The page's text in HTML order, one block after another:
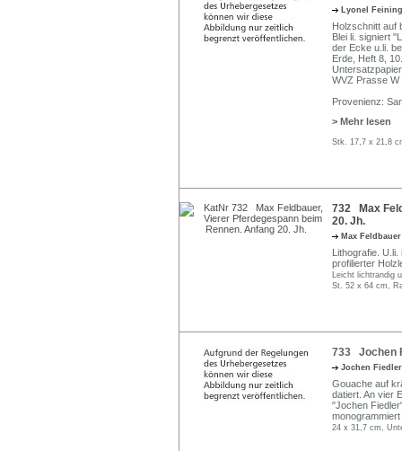
Lyonel
Holzschnitt auf
Blei li. signiert
der Ecke u.li.
Erde, Heft 8,
WVZ Prasse W
Provenienz:
> Mehr lesen
Stk. 17,7 x 21,8
732 Max
20. Jh.
Max
Lithografie.
profilierter
Leicht lichtrandig
St. 52 x 64 cm,
733 Jochen
Jochen
Gouache auf
datiert. An vier
"Jochen
24 x 31,7 cm,